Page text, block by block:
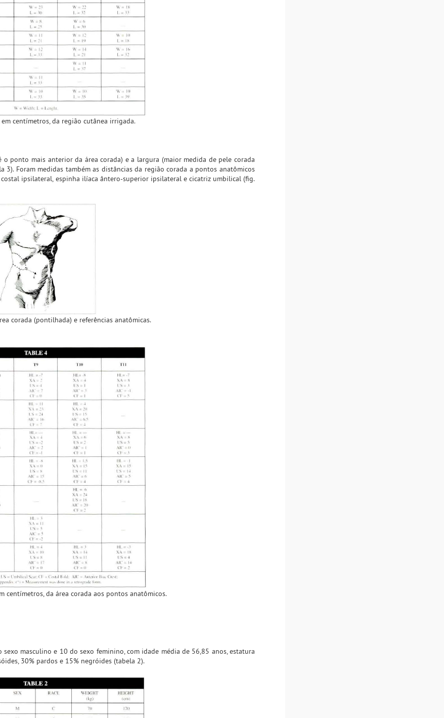
em centímetros, da região cutânea irrigada.
ponto mais anterior da área corada) e a largura (maior medida de pele corada
3). Foram medidas também as distâncias da região corada a pontos anatômicos
ipsilateral, espinha ilíaca ântero-superior ipsilateral e cicatriz umbilical (fig.
corada (pontilhada) e referências anatômicas.
centímetros, da área corada aos pontos anatômicos.
masculino e 10 do sexo feminino, com idade média de 56,85 anos, estatura
30% pardos e 15% negróides (tabela 2).